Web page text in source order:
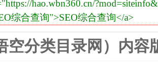
空分类目录网）内容